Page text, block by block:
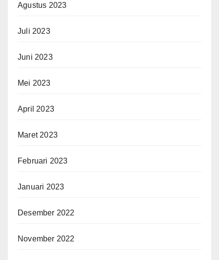
Agustus 2023
Juli 2023
Juni 2023
Mei 2023
April 2023
Maret 2023
Februari 2023
Januari 2023
Desember 2022
November 2022